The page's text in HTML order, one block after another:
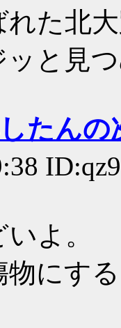
れた北
と見
たんの
よ。
物にす